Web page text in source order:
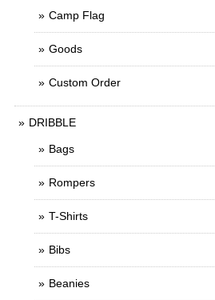
Camp Flag
Goods
Custom Order
DRIBBLE
Bags
Rompers
T-Shirts
Bibs
Beanies